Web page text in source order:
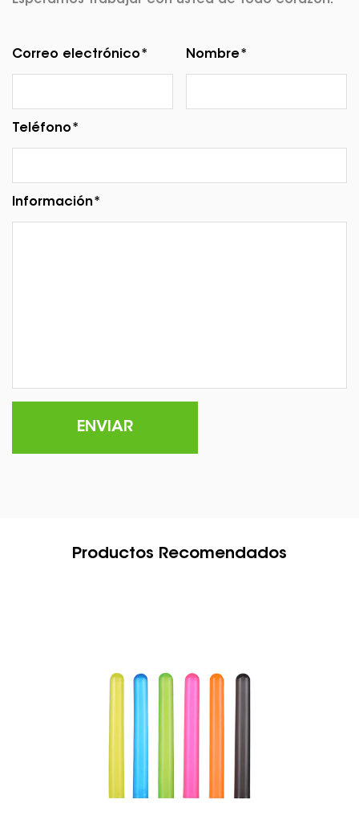
Correo electrónico* Nombre*
Teléfono*
Información*
Productos Recomendados